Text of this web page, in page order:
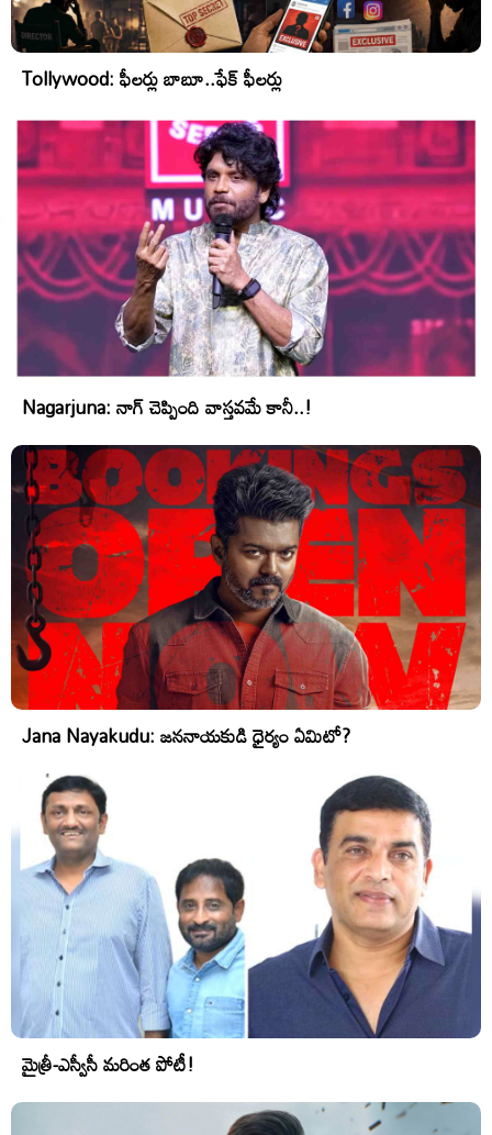
Tollywood: ఫీలర్లు బాబూ..ఫేక్ ఫీలర్లు
Nagarjuna: నాగ్ చెప్పింది వాస్తవమే కానీ..!
Jana Nayakudu: జననాయకుడి ధైర్యం ఏమిటో?
మైత్రీ-ఎస్వీసీ మరింత పోటీ!